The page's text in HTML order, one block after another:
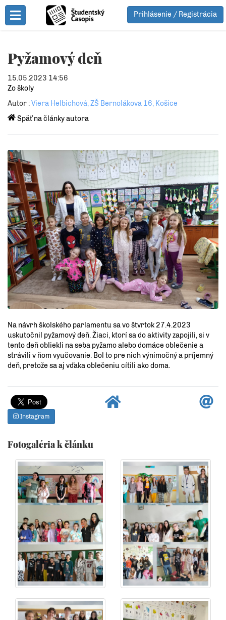
Toggle Menu
Prihlásenie / Registrácia
Pyžamový deň
15.05.2023 14:56
Zo školy
Autor :Viera Helbichová, ZŠ Bernolákova 16, Košice
Späť na články autora
Na návrh školského parlamentu sa vo štvrtok 27.4.2023
uskutočnil pyžamový deň. Žiaci, ktorí sa do aktivity zapojili, si v
tento deň obliekli na seba pyžamo alebo domáce oblečenie a
strávili v ňom vyučovanie. Bol to pre nich výnimočný a príjemný
deň, pretože sa aj vďaka oblečeniu cítili ako doma.
Instagram
Fotogaléria k článku